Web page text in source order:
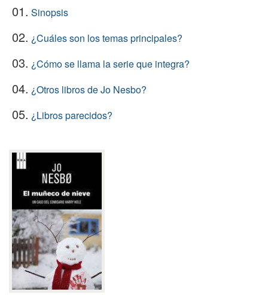
01. Sinopsis
02. ¿Cuáles son los temas principales?
03. ¿Cómo se llama la serie que integra?
04. ¿Otros libros de Jo Nesbo?
05. ¿Libros parecidos?